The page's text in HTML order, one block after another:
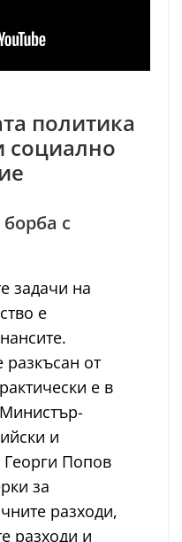
политика
социално
с
задачи на
е
от
е в
и
Попов
за
разходи,
разходи и